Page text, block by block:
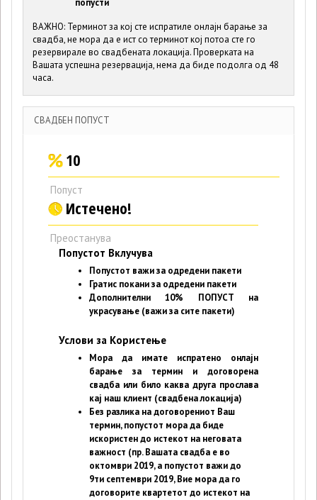
попусти
ВАЖНО: Терминот за кој сте испратиле онлајн барање за
свадба, не мора да е ист со терминот кој потоа сте го
резервирале во свадбената локација. Проверката на
Вашата успешна резервација, нема да биде подолга од 48
часа.
СВАДБЕН ПОПУСТ
10
Попуст
Истечено!
Преостанува
Попустот Вклучува
Попустот важи за одредени пакети
Гратис покани за одредени пакети
Дополнителни 10% ПОПУСТ на
украсување (важи за сите пакети)
Услови за Користење
Мора да имате испратено онлајн
барање за термин и договорена
свадба или било каква друга прослава
кај наш клиент (свадбена локација)
Без разлика на договорениот Ваш
термин, попустот мора да биде
искористен до истекот на неговата
важност (пр. Вашата свадба е во
октомври 2019, а попустот важи до
9ти септември 2019, Вие мора да го
договорите квартетот до истекот на